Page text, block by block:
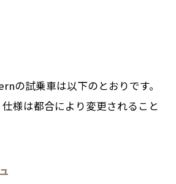
の試乗車は以下のとおりです。
様は都合により変更されること